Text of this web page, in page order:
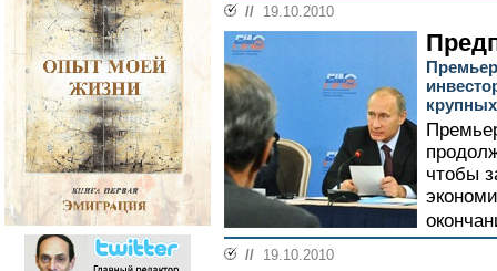
// 19.10.2010
чтобы
// 19.10.2010